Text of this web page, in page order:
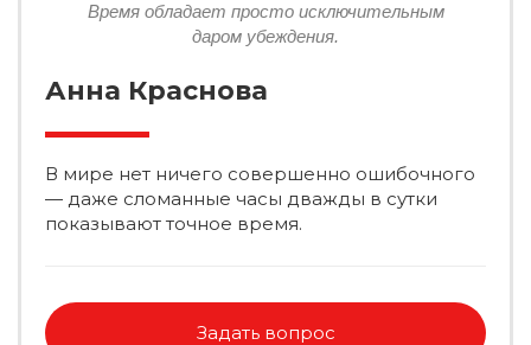
Время обладает просто исключительным
даром убеждения.
Анна Краснова
В мире нет ничего совершенно ошибочного
— даже сломанные часы дважды в сутки
показывают точное время.
Задать вопрос